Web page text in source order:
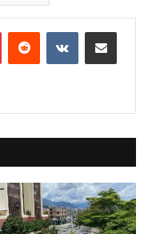
PinterestReddit VKontakteCompartir vía Mail